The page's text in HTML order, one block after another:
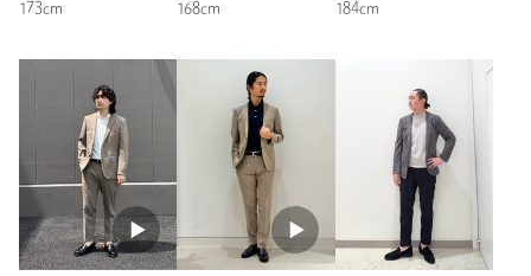
・"不良品"、"ご注文内容と異なる商品"が到着した場合は、お客様
換対応いたします。なお、セールアイテムのため、お品切れの場
合は返金でのご対応といたします。
商品詳細
注文キャンセル
返品 対象外商品 返品等について
年代：60代～
171cm
普段の着用サイズ：
参考になった
173cm
168cm
184cm